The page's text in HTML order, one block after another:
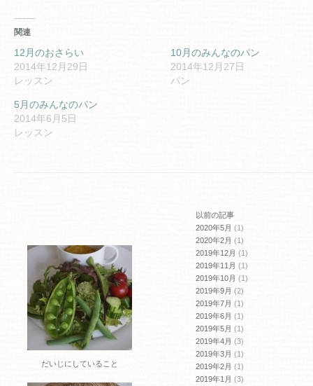
共
有
(新
し
い
ィ
ン
ド
ウ
で
ク
リ
ッ
く
だ
さ
い
関連
12月のおさらい
2014年12月29日
レッスン
10月のみんなのパン
2014年12月27日
パン
5月のみんなのパン
2014年6月5日
レッスン
だいじにしていること
以前の記事
2020年5月 (1)
2020年2月 (1)
2019年12月 (1)
2019年11月 (1)
2019年10月 (1)
2019年9月 (2)
2019年7月 (1)
2019年6月 (1)
2019年5月 (1)
2019年4月 (3)
2019年3月 (1)
2019年2月 (1)
2019年1月 (3)